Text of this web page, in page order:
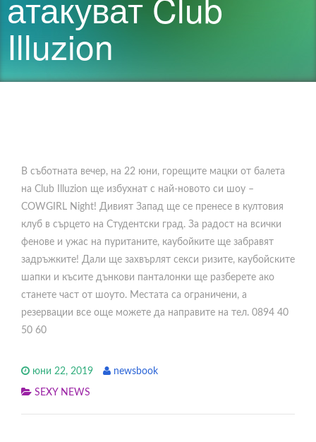
Illuzion
В съботната вечер, на 22 юни, горещите мацки от балета
на Club Illuzion ще избухнат с най-новото си шоу –
COWGIRL Night! Дивият Запад ще се пренесе в култовия
клуб в сърцето на Студентски град. За радост на всички
фенове и ужас на пуританите, каубойките ще забравят
задръжките! Дали ще захвърлят секси ризите, каубойските
шапки и късите дънкови панталонки ще разберете ако
станете част от шоуто. Местата са ограничени, а
резервации все още можете да направите на тел. 0894 40
50 60
юни 22, 2019 newsbook
SEXY NEWS